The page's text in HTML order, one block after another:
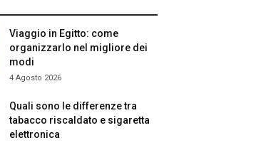
Viaggio in Egitto: come
organizzarlo nel migliore dei
modi
4 Agosto 2026
Quali sono le differenze tra
tabacco riscaldato e sigaretta
elettronica